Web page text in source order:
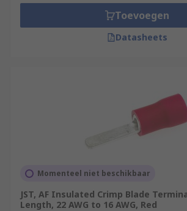
Toevoegen
Datasheets
Momenteel niet beschikbaar
JST, AF Insulated Crimp Blade
Length, 22 AWG to 16 AWG, Red